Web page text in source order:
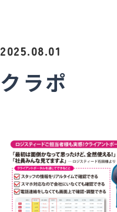
2025.08.01
クラポ